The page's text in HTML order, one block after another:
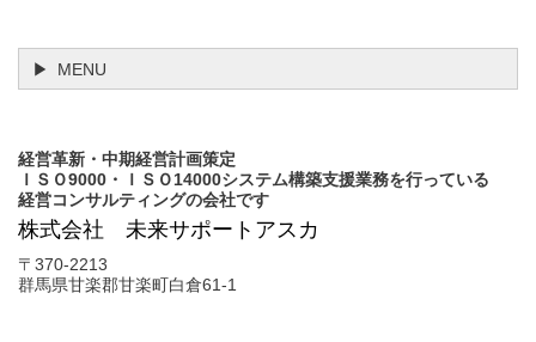
MENU
経営革新・中期経営計画策定
ＩＳＯ9000・ＩＳＯ14000システム構築支援業務を行っている
経営コンサルティングの会社です
株式会社 未来サポートアスカ
〒370-2213
群馬県甘楽郡甘楽町白倉61-1